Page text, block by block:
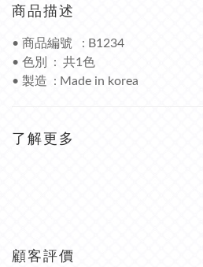
商品描述
• 商品編號 : B1234
• 色別 : 共1色
• 製造 : Made in korea
了解更多
顧客評價